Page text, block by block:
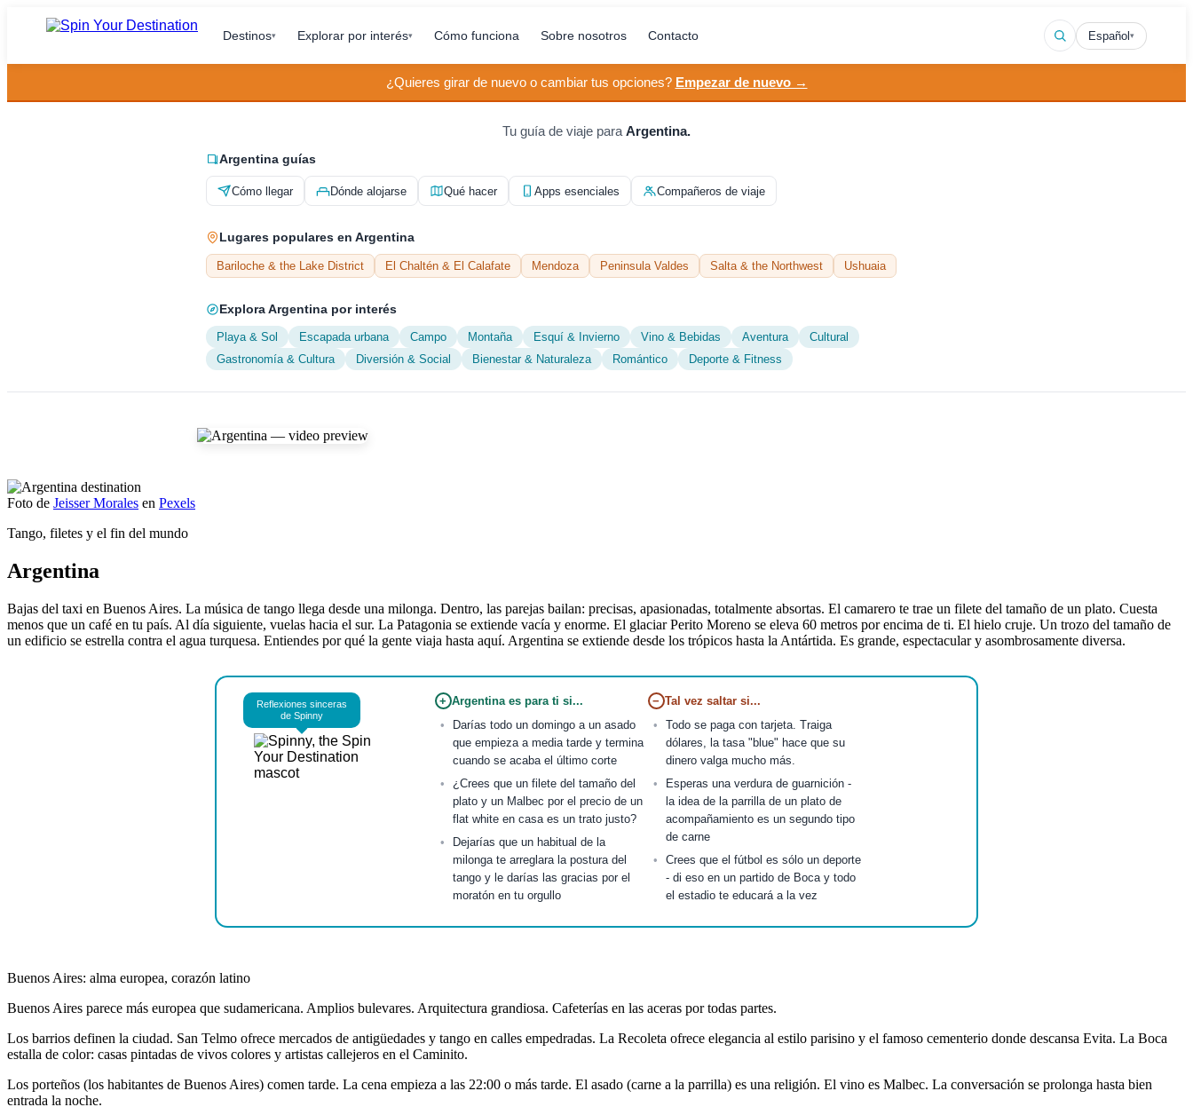
Destinos▾ Explorar por interés▾ Cómo funciona Sobre nosotros Contacto Español▾
¿Quieres girar de nuevo o cambiar tus opciones? Empezar de nuevo →
Tu guía de viaje para Argentina.
Argentina guías
Cómo llegar Dónde alojarse Qué hacer Apps esenciales Compañeros de viaje
Lugares populares en Argentina
Bariloche & the Lake District El Chaltén & El Calafate Mendoza Peninsula Valdes Salta & the Northwest Ushuaia
Explora Argentina por interés
Playa & Sol Escapada urbana Campo Montaña Esquí & Invierno Vino & Bebidas Aventura
Cultural
Gastronomía & Cultura
Diversión & Social Bienestar & Naturaleza Romántico Deporte & Fitness
Foto de Jeisser Morales en Pexels
Tango, filetes y el fin del mundo
Argentina
Bajas del taxi en Buenos Aires. La música de tango llega desde una milonga. Dentro, las parejas bailan: precisas, apasionadas, totalmente absortas. El camarero te trae un filete del tamaño de un plato. Cuesta
menos que un café en tu país. Al día siguiente, vuelas hacia el sur. La Patagonia se extiende vacía y enorme. El glaciar Perito Moreno se eleva 60 metros por encima de ti. El hielo cruje. Un trozo del tamaño de
un edificio se estrella contra el agua turquesa. Entiendes por qué la gente viaja hasta aquí. Argentina se extiende desde los trópicos hasta la Antártida. Es grande, espectacular y asombrosamente diversa.
Reflexiones sinceras
de Spinny
+ Argentina es para ti si...
Darías todo un domingo a un asado
que empieza a media tarde y termina
cuando se acaba el último corte
¿Crees que un filete del tamaño del
plato y un Malbec por el precio de un
flat white en casa es un trato justo?
Dejarías que un habitual de la
milonga te arreglara la postura del
tango y le darías las gracias por el
moratón en tu orgullo
− Tal vez saltar si...
Todo se paga con tarjeta. Traiga
dólares, la tasa "blue" hace que su
dinero valga mucho más.
Esperas una verdura de guarnición -
la idea de la parrilla de un plato de
acompañamiento es un segundo tipo
de carne
Crees que el fútbol es sólo un deporte
- di eso en un partido de Boca y todo
el estadio te educará a la vez
Buenos Aires: alma europea, corazón latino
Buenos Aires parece más europea que sudamericana. Amplios bulevares. Arquitectura grandiosa. Cafeterías en las aceras por todas partes.
Los barrios definen la ciudad. San Telmo ofrece mercados de antigüedades y tango en calles empedradas. La Recoleta ofrece elegancia al estilo parisino y el famoso cementerio donde descansa Evita. La Boca
estalla de color: casas pintadas de vivos colores y artistas callejeros en el Caminito.
Los porteños (los habitantes de Buenos Aires) comen tarde. La cena empieza a las 22:00 o más tarde. El asado (carne a la parrilla) es una religión. El vino es Malbec. La conversación se prolonga hasta bien
entrada la noche.